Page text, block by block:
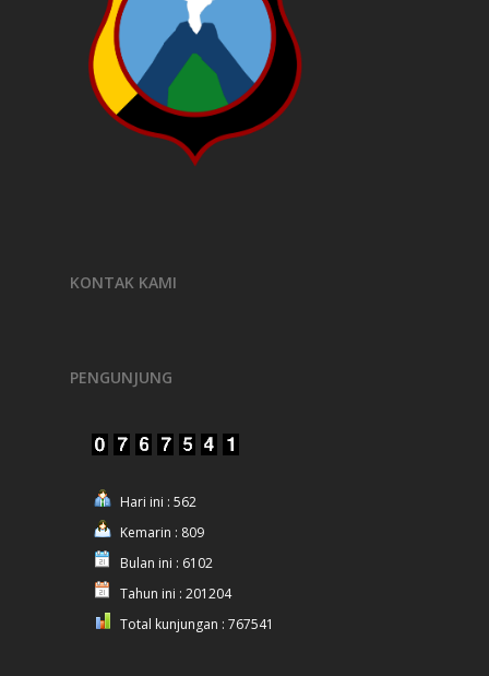
KONTAK KAMI
PENGUNJUNG
Hari ini : 562
Kemarin : 809
Bulan ini : 6102
Tahun ini : 201204
Total kunjungan : 767541